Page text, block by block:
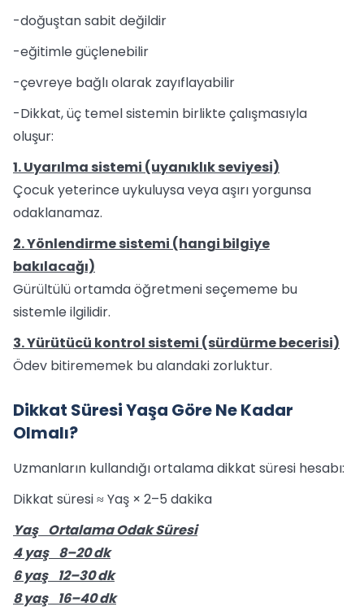
-doğuştan sabit değildir
-eğitimle güçlenebilir
-çevreye bağlı olarak zayıflayabilir
-Dikkat, üç temel sistemin birlikte çalışmasıyla
oluşur:
1. Uyarılma sistemi (uyanıklık seviyesi)
Çocuk yeterince uykuluysa veya aşırı yorgunsa
odaklanamaz.
2. Yönlendirme sistemi (hangi bilgiye
bakılacağı)
Gürültülü ortamda öğretmeni seçememe bu
sistemle ilgilidir.
3. Yürütücü kontrol sistemi (sürdürme becerisi)
Ödev bitirememek bu alandaki zorluktur.
Dikkat Süresi Yaşa Göre Ne Kadar
Olmalı?
Uzmanların kullandığı ortalama dikkat süresi hesabı:
Dikkat süresi ≈ Yaş × 2–5 dakika
Yaş Ortalama Odak Süresi
4 yaş 8–20 dk
6 yaş 12–30 dk
8 yaş 16–40 dk